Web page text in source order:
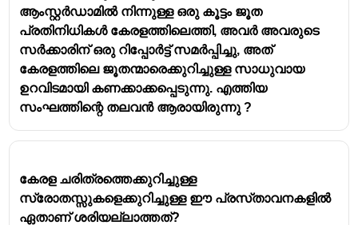
ആംസ്റ്റർഡാമിൽ നിന്നുള്ള ഒരു കൂട്ടം ജൂത
പ്രതിനിധികൾ കേരളത്തിലെത്തി, അവർ അവരുടെ
സർക്കാരിന് ഒരു റിപ്പോർട്ട് സമർപ്പിച്ചു, അത്
കേരളത്തിലെ ജൂതന്മാരെക്കുറിച്ചുള്ള സാധുവായ
ഉറവിടമായി കണക്കാക്കപ്പെടുന്നു. എത്തിയ
സംഘത്തിന്റെ തലവൻ ആരായിരുന്നു ?
കേരള ചരിത്രത്തെക്കുറിച്ചുള്ള
സ്രോതസ്സുകളെക്കുറിച്ചുള്ള ഈ പ്രസ്‌താവനകളിൽ
ഏതാണ് ശരിയല്ലാത്തത്?